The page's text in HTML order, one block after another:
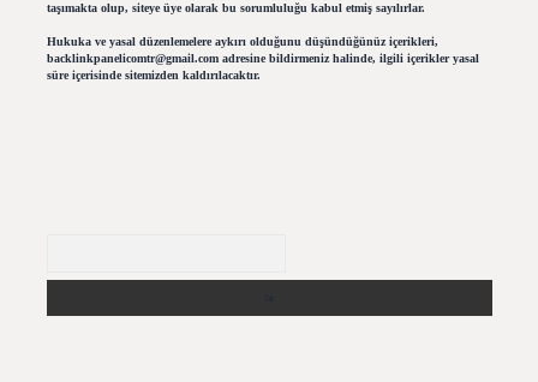
taşımakta olup, siteye üye olarak bu sorumluluğu kabul etmiş sayılırlar.
Hukuka ve yasal düzenlemelere aykırı olduğunu düşündüğünüz içerikleri,
backlinkpanelicomtr@gmail.comadresine bildirmeniz halinde, ilgili içerikler yasal
süre içerisinde sitemizden kaldırılacaktır.